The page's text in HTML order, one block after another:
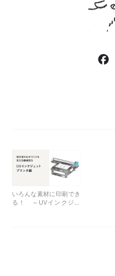
いろんな素材に印刷でき
る！ ～UVインクジェ